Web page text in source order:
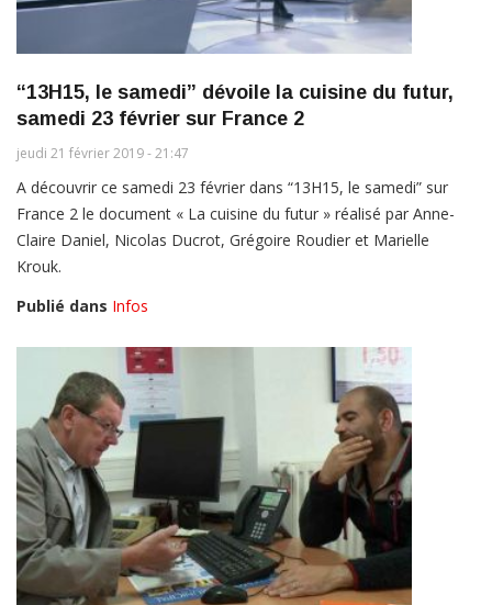
“13H15, le samedi” dévoile la cuisine du futur,
samedi 23 février sur France 2
jeudi 21 février 2019 - 21:47
A découvrir ce samedi 23 février dans “13H15, le samedi” sur
France 2 le document « La cuisine du futur » réalisé par Anne-
Claire Daniel, Nicolas Ducrot, Grégoire Roudier et Marielle
Krouk.
Publié dans Infos